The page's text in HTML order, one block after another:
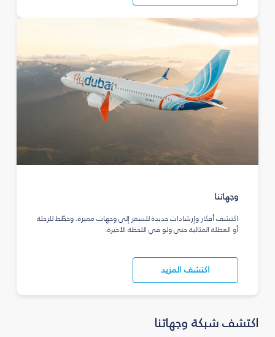
وجهاتنا
اكتشف أفكار وإرشادات جديدة للسفر إلى وجهات مميزة، وخطّط للرحلة
أو العطلة المثالية حتى ولو في اللحظة الأخيرة.
اكتشف المزيد
اكتشف شبكة وجهاتنا